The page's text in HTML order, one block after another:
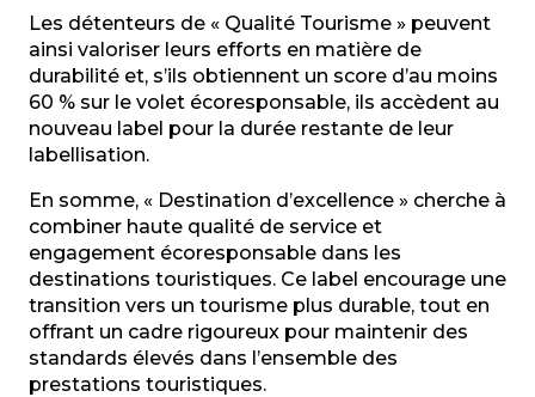
Les détenteurs de « Qualité Tourisme » peuvent
ainsi valoriser leurs efforts en matière de
durabilité et, s’ils obtiennent un score d’au moins
60 % sur le volet écoresponsable, ils accèdent au
nouveau label pour la durée restante de leur
labellisation.
En somme, « Destination d’excellence » cherche à
combiner haute qualité de service et
engagement écoresponsable dans les
destinations touristiques. Ce label encourage une
transition vers un tourisme plus durable, tout en
offrant un cadre rigoureux pour maintenir des
standards élevés dans l’ensemble des
prestations touristiques.